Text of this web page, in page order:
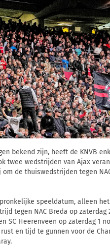
bekend zijn, heeft de KNVB
twee wedstrijden van Ajax
de thuiswedstrijden tegen
speeldatum, alleen
tegen NAC Breda op zaterdag
SC Heerenveen op zaterdag 1
en tijd te gunnen voor de